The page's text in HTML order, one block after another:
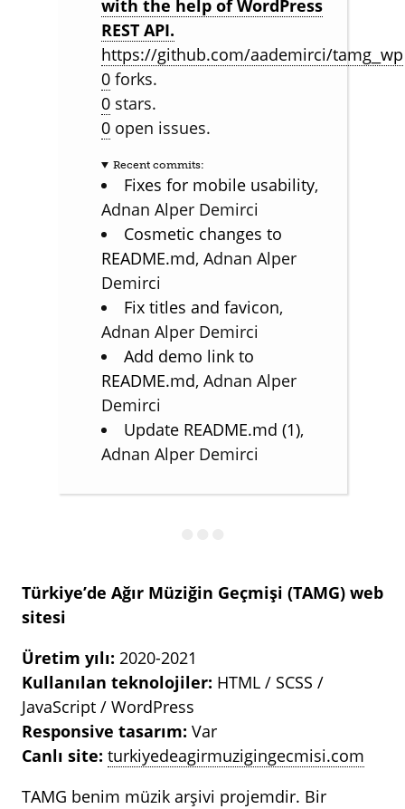
with the help of WordPress
REST API.
https://github.com/aademirci/tamg_wp
0 forks.
0 stars.
0 open issues.
Recent commits:
Fixes for mobile usability,
Adnan Alper Demirci
Cosmetic changes to
README.md, Adnan Alper
Demirci
Fix titles and favicon,
Adnan Alper Demirci
Add demo link to
README.md, Adnan Alper
Demirci
Update README.md (1),
Adnan Alper Demirci
Türkiye’de Ağır Müziğin Geçmişi (TAMG) web
sitesi
Üretim yılı: 2020-2021
Kullanılan teknolojiler: HTML / SCSS /
JavaScript / WordPress
Responsive tasarım: Var
Canlı site: turkiyedeagirmuzigingecmisi.com
TAMG benim müzik arşivi projemdir. Bir